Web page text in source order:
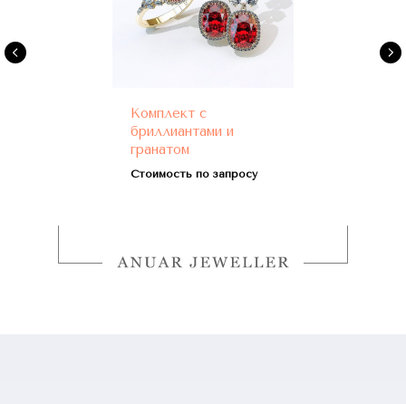
Комплект с
бриллиантами и
гранатом
Стоимость по запросу